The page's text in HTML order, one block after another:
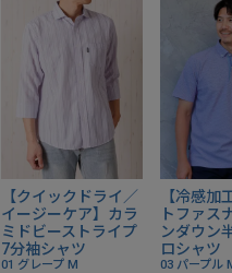
【クイックドライ／
イージーケア】カラ
ミドビーストライプ
7分袖シャツ
01 グレープ M
【冷感加
トファス
ンダウン
ロシャツ
03 パープル